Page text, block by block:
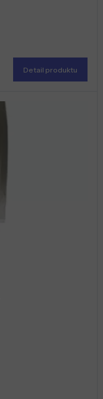
Detail produktu